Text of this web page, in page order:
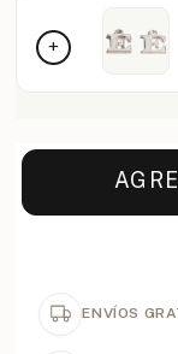
ENVÍOS